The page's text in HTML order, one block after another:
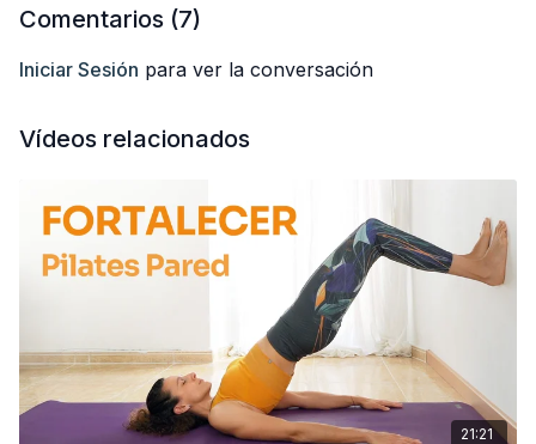
Comentarios (7)
Iniciar Sesión para ver la conversación
Vídeos relacionados
21:21